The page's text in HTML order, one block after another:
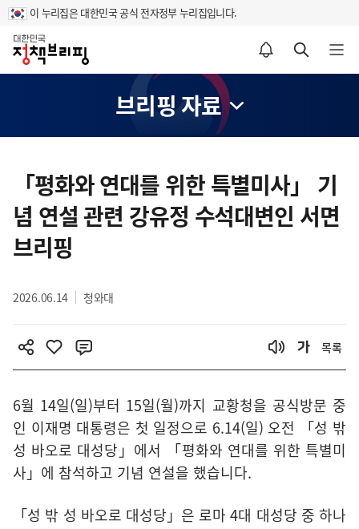
이 누리집은 대한민국 공식 전자정부 누리집입니다.
홈
알림설정 바로가기 검색 바로가기 메뉴 열기
브리핑 자료
영
역
「평화와 연대를 위한 특별미사」 기
념 연설 관련 강유정 수석대변인 서면
브리핑
2026.06.14 청와대
목록
6월 14일(일)부터 15일(월)까지 교황청을 공식방문 중
인 이재명 대통령은 첫 일정으로 6.14(일) 오전 「성 밖
성 바오로 대성당」에서 「평화와 연대를 위한 특별미
사」에 참석하고 기념 연설을 했습니다.
「성 밖 성 바오로 대성당」은 로마 4대 대성당 중 하나